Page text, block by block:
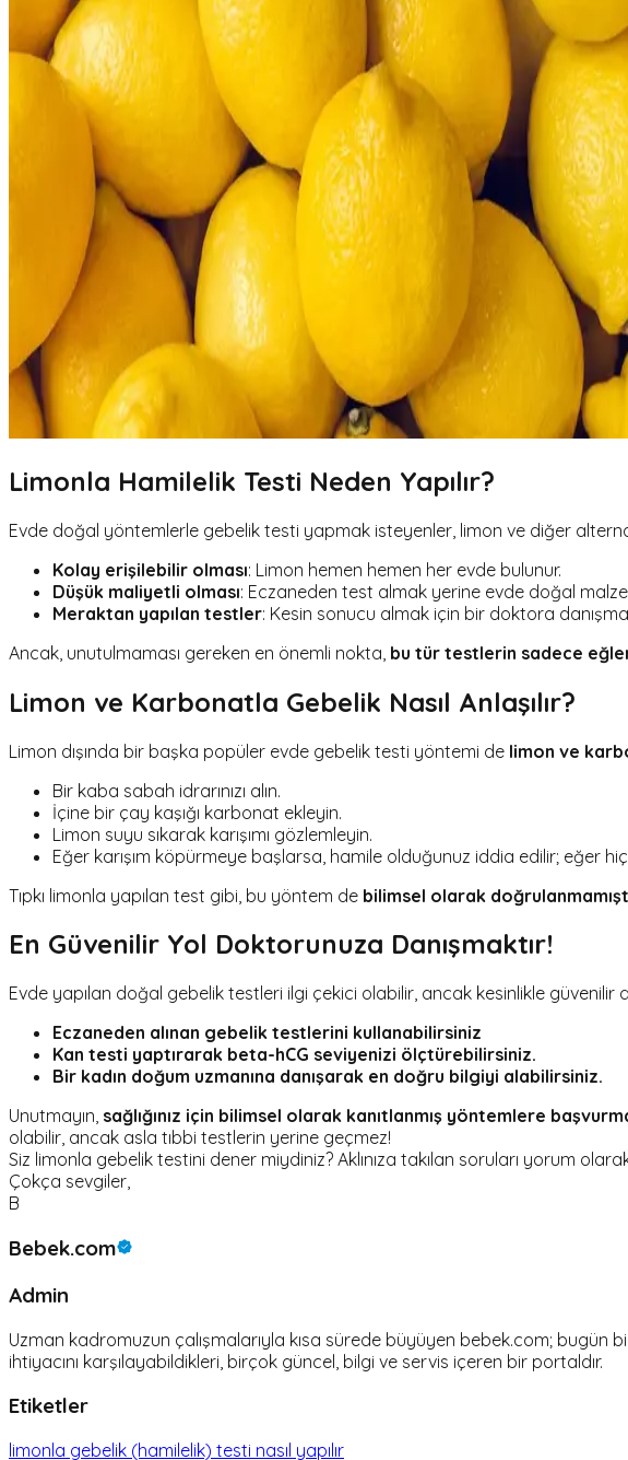
Limonla Hamilelik Testi Neden Yapılır?
Evde doğal yöntemlerle gebelik testi yapmak isteyenler, limon ve diğer
Kolay erişilebilir olması: Limon hemen hemen her evde bulunur.
Düşük maliyetli olması: Eczaneden test almak yerine evde doğal
Meraktan yapılan testler: Kesin sonucu almak için bir doktora
Ancak, unutulmaması gereken en önemli nokta, bu tür testlerin sadece
Limon ve Karbonatla Gebelik Nasıl Anlaşılır?
Limon dışında bir başka popüler evde gebelik testi yöntemi de limon ve
Bir kaba sabah idrarınızı alın.
İçine bir çay kaşığı karbonat ekleyin.
Limon suyu sıkarak karışımı gözlemleyin.
Eğer karışım köpürmeye başlarsa, hamile olduğunuz iddia edilir; eğer
Tıpkı limonla yapılan test gibi, bu yöntem de bilimsel olarak
En Güvenilir Yol Doktorunuza Danışmaktır!
Evde yapılan doğal gebelik testleri ilgi çekici olabilir, ancak kesinlikle güvenilir
Eczaneden alınan gebelik testlerini kullanabilirsiniz
Kan testi yaptırarak beta-hCG seviyenizi ölçtürebilirsiniz.
Bir kadın doğum uzmanına danışarak en doğru bilgiyi alabilirsiniz.
Unutmayın, sağlığınız için bilimsel olarak kanıtlanmış yöntemlere
olabilir, ancak asla tıbbi testlerin yerine geçmez!
Siz limonla gebelik testini dener miydiniz? Aklınıza takılan soruları yorum
Çokça sevgiler,
B
Bebek.com
Admin
Uzman kadromuzun çalışmalarıyla kısa sürede büyüyen bebek.com;
ihtiyacını karşılayabildikleri, birçok güncel, bilgi ve servis içeren bir portaldır.
Etiketler
limonla gebelik (hamilelik) testi nasıl yapılır